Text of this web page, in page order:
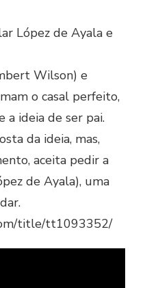
López de Ayala e
Wilson) e
o casal perfeito,
a ideia de ser pai.
da ideia, mas,
aceita pedir a
de Ayala), uma
title/tt1093352/